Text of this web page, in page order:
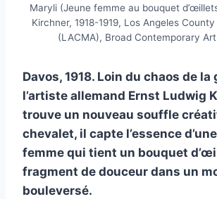
Maryli (Jeune femme au bouquet
Kirchner, 1918-1919, Los Angeles
(LACMA), Broad Contemporary
Davos, 1918. Loin du chaos de la
l’artiste allemand Ernst Ludwig
trouve un nouveau souffle
chevalet, il capte l’essence
femme qui tient un bouquet
fragment de douceur dans un
bouleversé.